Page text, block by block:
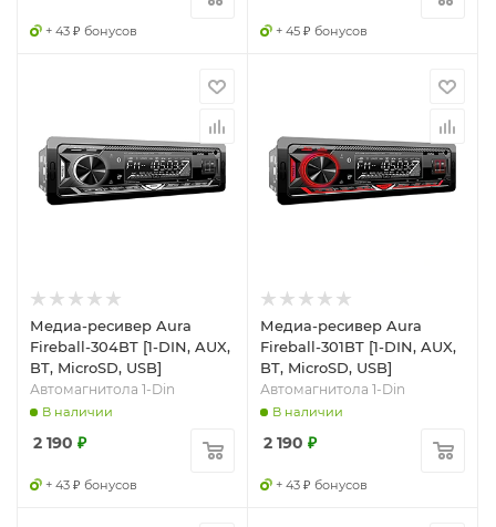
+ 43 ₽ бонусов + 45 ₽ бонусов
Медиа-ресивер Aura
Fireball-304BT [1-DIN, AUX,
BT, MicroSD, USB]
Автомагнитола 1-Din
В наличии
2 190 ₽
+ 43 ₽ бонусов
Медиа-ресивер Aura
Fireball-301BT [1-DIN, AUX,
BT, MicroSD, USB]
Автомагнитола 1-Din
В наличии
2 190 ₽
+ 43 ₽ бонусов